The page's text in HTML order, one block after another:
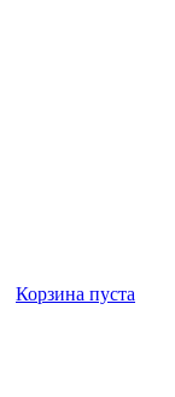
Корзина пуста